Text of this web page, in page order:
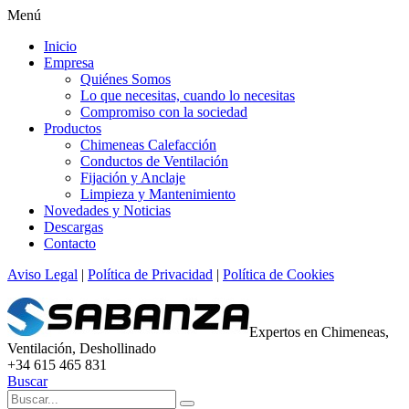
Menú
Inicio
Empresa
Quiénes Somos
Lo que necesitas, cuando lo necesitas
Compromiso con la sociedad
Productos
Chimeneas Calefacción
Conductos de Ventilación
Fijación y Anclaje
Limpieza y Mantenimiento
Novedades y Noticias
Descargas
Contacto
Aviso Legal | Política de Privacidad | Política de Cookies
Expertos en Chimeneas,
Ventilación, Deshollinado
+34 615 465 831
Buscar